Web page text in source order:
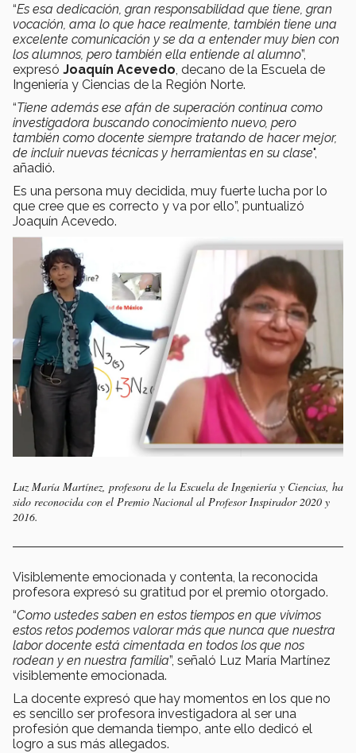
“Es esa dedicación, gran responsabilidad que tiene, gran
vocación, ama lo que hace realmente, también tiene una
excelente comunicación y se da a entender muy bien con
los alumnos, pero también ella entiende al alumno”,
expresó Joaquín Acevedo , decano de la Escuela de
Ingeniería y Ciencias de la Región Norte.
“Tiene además ese afán de superación continua como
investigadora buscando conocimiento nuevo, pero
también como docente siempre tratando de hacer mejor,
de incluir nuevas técnicas y herramientas en su clase",
añadió.
Es una persona muy decidida, muy fuerte lucha por lo
que cree que es correcto y va por ello”, puntualizó
Joaquín Acevedo.
Luz María Martínez, profesora de la Escuela de Ingeniería y Ciencias, ha
sido reconocida con el Premio Nacional al Profesor Inspirador 2020 y
2016.
Visiblemente emocionada y contenta, la reconocida
profesora expresó su gratitud por el premio otorgado.
“Como ustedes saben en estos tiempos en que vivimos
estos retos podemos valorar más que nunca que nuestra
labor docente está cimentada en todos los que nos
rodean y en nuestra familia”, señaló Luz María Martínez
visiblemente emocionada.
La docente expresó que hay momentos en los que no
es sencillo ser profesora investigadora al ser una
profesión que demanda tiempo, ante ello dedicó el
logro a sus más allegados.